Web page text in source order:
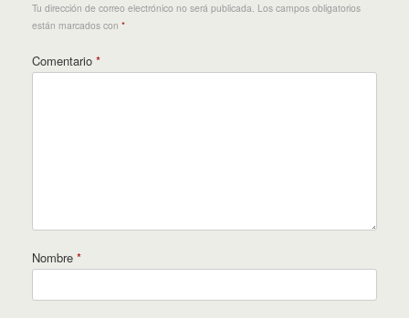
Tu dirección de correo electrónico no será publicada. Los campos obligatorios
están marcados con *
Comentario *
Nombre *